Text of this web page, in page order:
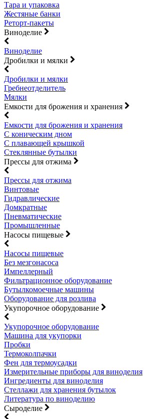
Тара и упаковка
Жестяные банки
Реторт-пакеты
Виноделие
Виноделие
Дробилки и мялки
Дробилки и мялки
Гребнеотделитель
Мялки
Емкости для брожения и хранения
Емкости для брожения и хранения
С коническим дном
С плавающей крышкой
Стеклянные бутылки
Прессы для отжима
Прессы для отжима
Винтовые
Гидравлические
Домкратные
Пневматические
Промышленные
Насосы пищевые
Насосы пищевые
Без мезгонасоса
Импеллерный
Фильтрационное оборудование
Бутылкомоечные машины
Оборудование для розлива
Укупорочное оборудование
Укупорочное оборудование
Машина для укупорки
Пробки
Термоколпачки
Фен для термоусадки
Измерительные приборы для виноделия
Ингредиенты для виноделия
Стеллажи для хранения бутылок
Литература по виноделию
Сыроделие